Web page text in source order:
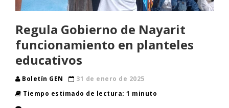
Regula Gobierno de Nayarit
funcionamiento en planteles
educativos
Boletín GEN
31 de enero de 2025
Tiempo estimado de lectura: 1 minuto